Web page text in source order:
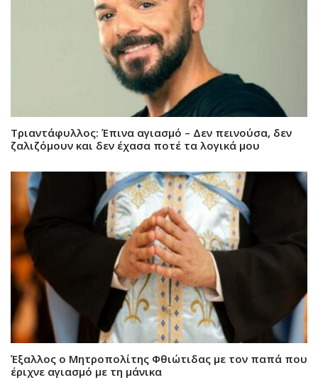
Τριαντάφυλλος: Έπινα αγιασμό – Δεν πεινούσα, δεν
ζαλιζόμουν και δεν έχασα ποτέ τα λογικά μου
Έξαλλος ο Μητροπολίτης Φθιώτιδας με τον παπά που
έριχνε αγιασμό με τη μάνικα